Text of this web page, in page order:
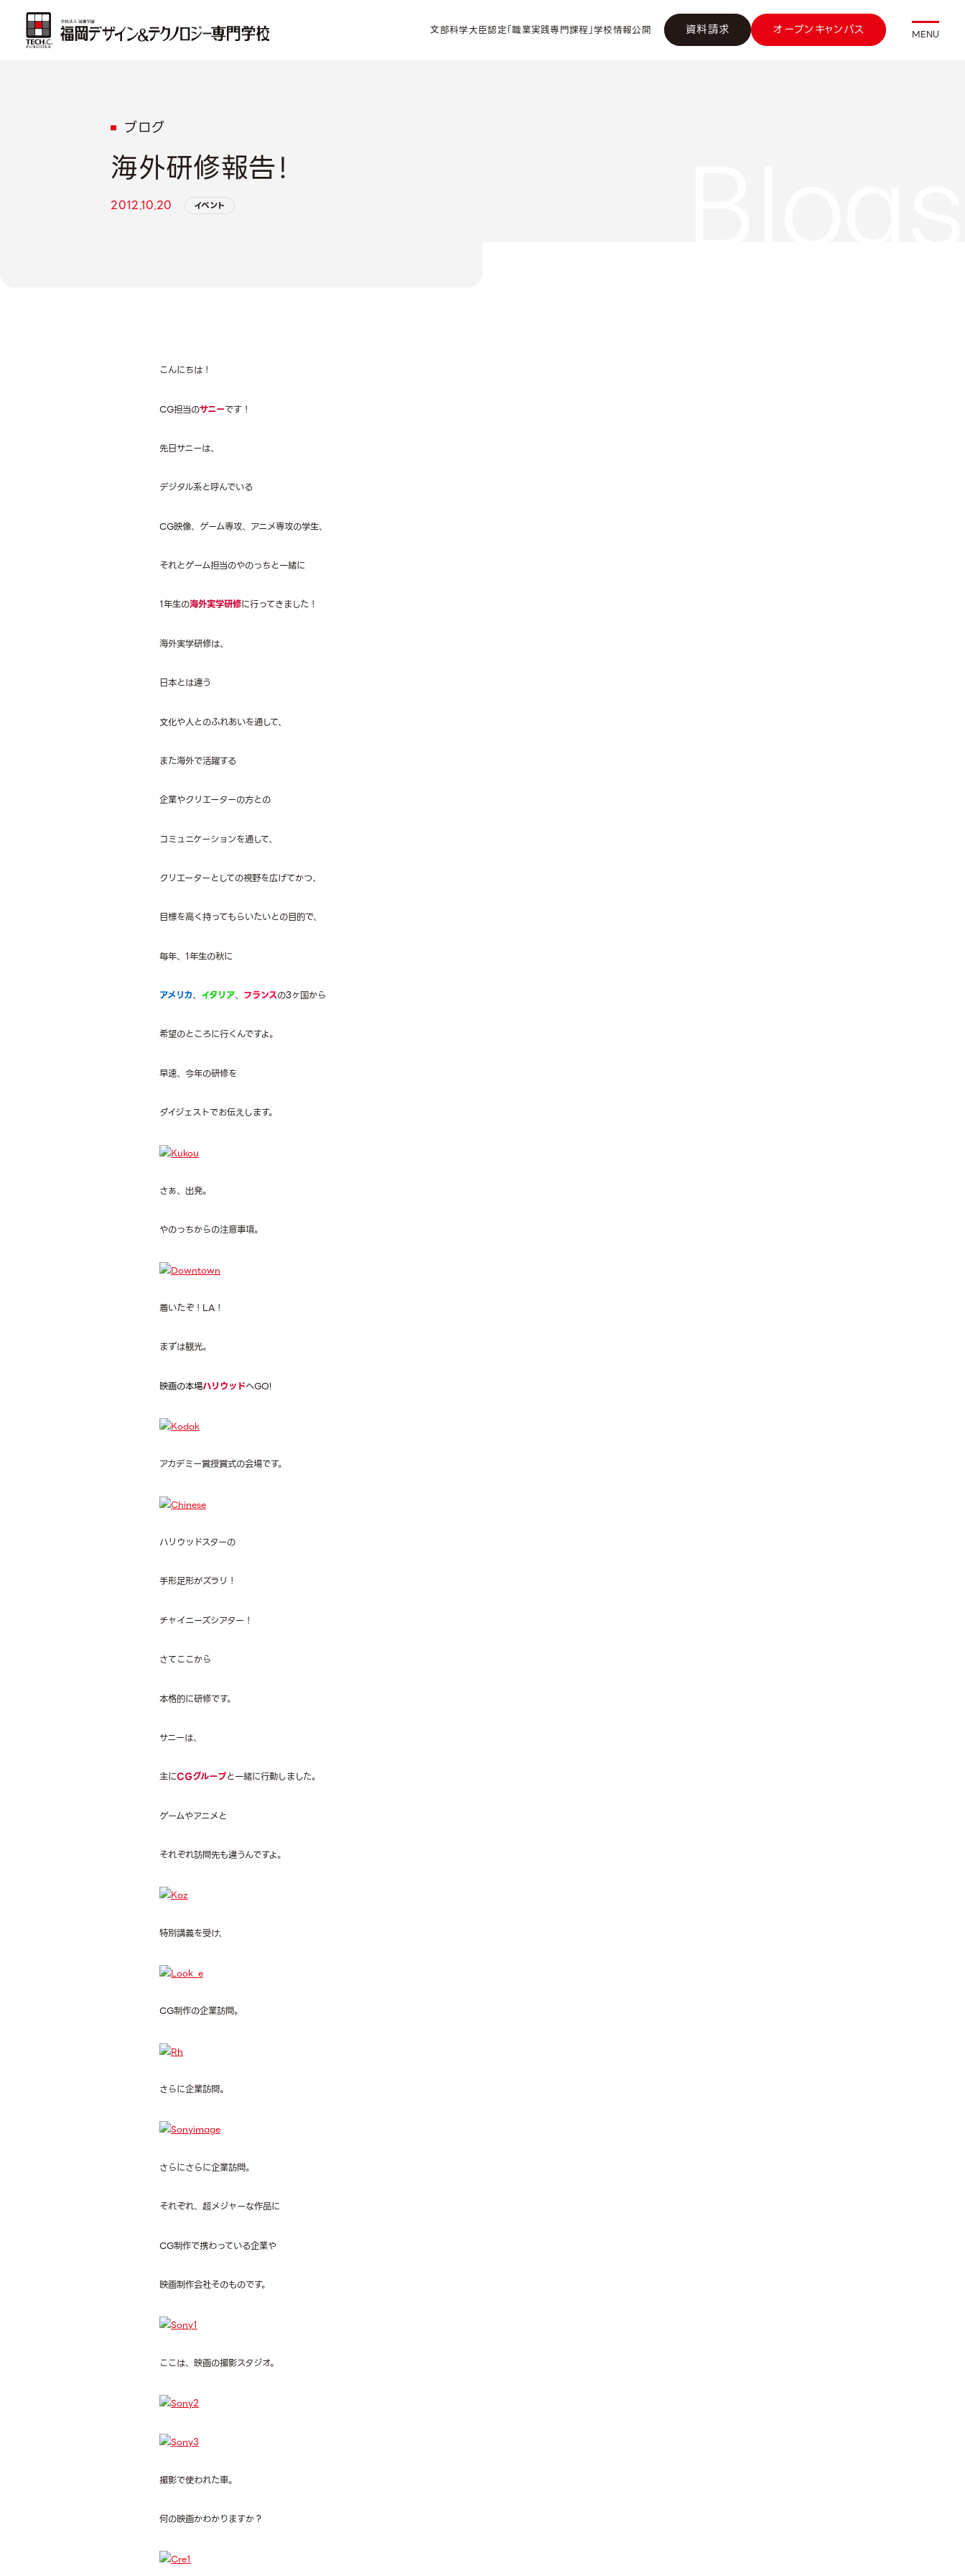
文部科学大臣認定「職業実践専門課程」学校情報公開 資料請求 オープンキャンパス MENU
ブログ
海外研修報告！
2012.10.20 イベント
こんにちは！
CG担当のサニーです！
先日サニーは、
デジタル系と呼んでいる
CG映像、ゲーム専攻、アニメ専攻の学生、
それとゲーム担当のやのっちと一緒に
1年生の海外実学研修に行ってきました！
海外実学研修は、
日本とは違う
文化や人とのふれあいを通して、
また海外で活躍する
企業やクリエーターの方との
コミュニケーションを通して、
クリエーターとしての視野を広げてかつ、
目標を高く持ってもらいたいとの目的で、
毎年、1年生の秋に
アメリカ、 イタリア、 フランスの3ヶ国から
希望のところに行くんですよ。
早速、今年の研修を
ダイジェストでお伝えします。
さぁ、出発。
やのっちからの注意事項。
着いたぞ！LA！
まずは観光。
映画の本場ハリウッドへGO!
アカデミー賞授賞式の会場です。
ハリウッドスターの
手形足形がズラリ！
チャイニーズシアター！
さてここから
本格的に研修です。
サニーは、
主にCGグループと一緒に行動しました。
ゲームやアニメと
それぞれ訪問先も違うんですよ。
特別講義を受け、
CG制作の企業訪問。
さらに企業訪問。
さらにさらに企業訪問。
それぞれ、超メジャーな作品に
CG制作で携わっている企業や
映画制作会社そのものです。
ここは、映画の撮影スタジオ。
撮影で使われた車。
何の映画かわかりますか？